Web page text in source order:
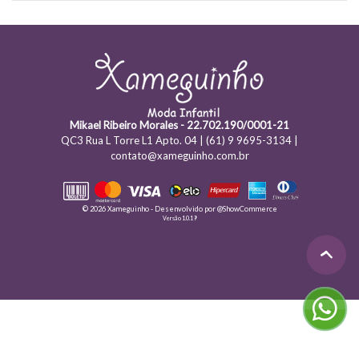
Mikael Ribeiro Morales - 22.702.190/0001-21
QC3 Rua L Torre L1 Apto. 04 | (61) 9 9695-3134 |
contato@xameguinho.com.br
© 2026 Xameguinho - Desenvolvido por@ShowCommerce
Versão 1.0.19